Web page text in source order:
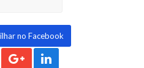
no Facebook